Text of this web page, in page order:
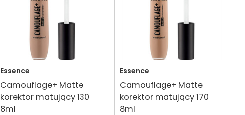
Essence
Camouflage+ Matte
korektor matujący 130
8ml
Essence
Camouflage+ Matte
korektor matujący 170
8ml